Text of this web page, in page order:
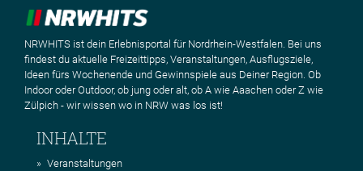
NRWHITS ist dein Erlebnisportal für Nordrhein-Westfalen. Bei uns
findest du aktuelle Freizeittipps, Veranstaltungen, Ausflugsziele,
Ideen fürs Wochenende und Gewinnspiele aus Deiner Region. Ob
Indoor oder Outdoor, ob jung oder alt, ob A wie Aaachen oder Z wie
Zülpich - wir wissen wo in NRW was los ist!
INHALTE
Veranstaltungen